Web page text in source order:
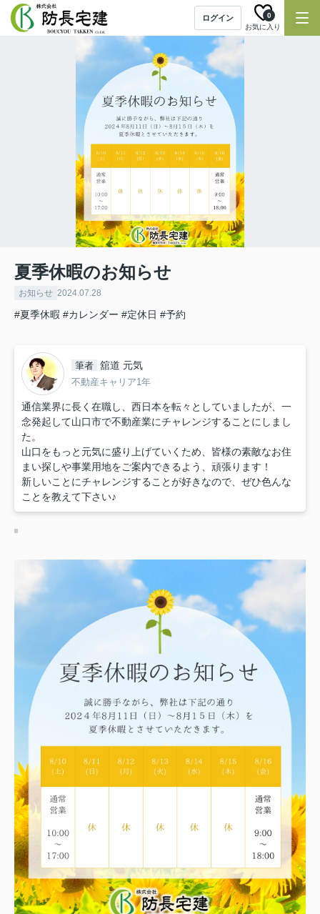
ログイン
お気に入り
0
夏季休暇のお知らせ
お知らせ 2024.07.28
#夏季休暇 #カレンダー #定休日 #予約
筆者 舘道 元気
不動産キャリア1年
通信業界に長く在職し、西日本を転々としていましたが、一
念発起して山口市で不動産業にチャレンジすることにしまし
た。
山口をもっと元気に盛り上げていくため、皆様の素敵なお住
まい探しや事業用地をご案内できるよう、頑張ります！
新しいことにチャレンジすることが好きなので、ぜひ色んな
ことを教えて下さい♪